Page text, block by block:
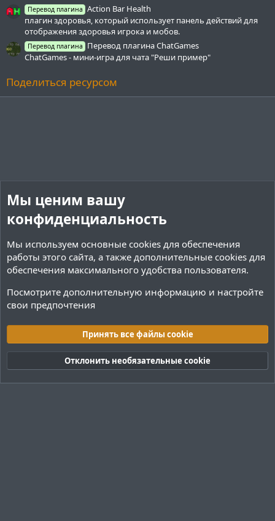
Перевод плагина Action Bar Health
плагин здоровья, который использует панель действий для
отображения здоровья игрока и мобов.
Перевод плагина
Перевод плагина ChatGames
ChatGames - мини-игра для чата "Реши пример"
Поделиться ресурсом
Cookies Тёмная (2020)
Русский (RU)
Обратная связь
Условия и правила
Политика конфиденциальности
Помощь
R
Мы ценим вашу
конфиденциальность
Мы используем основные cookies для обеспечения
работы этого сайта, а также дополнительные cookies для
обеспечения максимального удобства пользователя.
Посмотрите дополнительную информацию и настройте
свои предпочтения
Принять все файлы cookie
Отклонить необязательные cookie